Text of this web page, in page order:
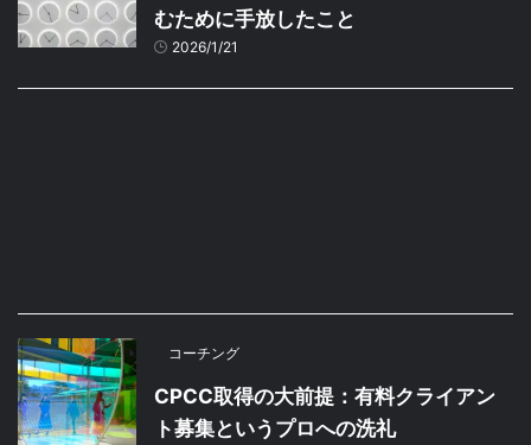
むために手放したこと
2026/1/21
コーチング
CPCC取得の大前提：有料クライアン
ト募集というプロへの洗礼